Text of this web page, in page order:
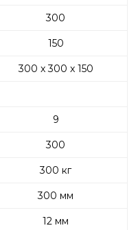
300
150
300 x 300 x 150
9
300
300 кг
300 мм
12 мм